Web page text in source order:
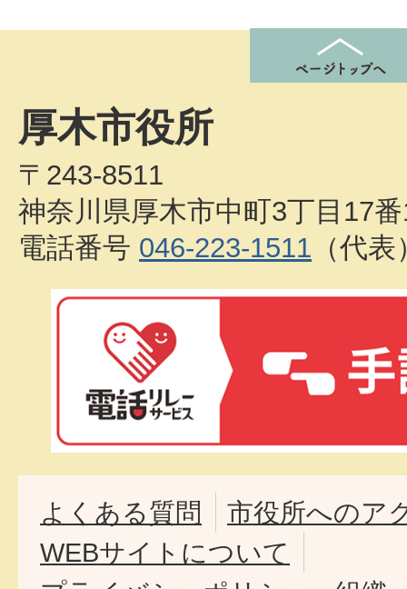
厚木市役所
〒243-8511
神奈川県厚木市中町3丁目17
電話番号 046-223-1511 （代表
よくある質問
市役所へのア
WEBサイトについて